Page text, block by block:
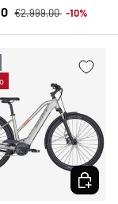
venta
Precio normal
€2.999,00 -10%
ELEGIR